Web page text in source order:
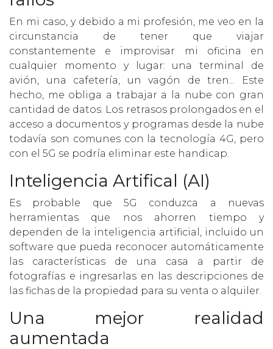
En mi caso, y debido a mi profesión, me veo en la
circunstancia de tener que viajar
constantemente e improvisar mi oficina en
cualquier momento y lugar: una terminal de
avión, una cafetería, un vagón de tren... Este
hecho, me obliga a trabajar a la nube con gran
cantidad de datos. Los retrasos prolongados en el
acceso a documentos y programas desde la nube
todavía son comunes con la tecnología 4G, pero
con el 5G se podría eliminar este handicap.
Inteligencia Artifical (AI)
Es probable que 5G conduzca a nuevas
herramientas que nos ahorren tiempo y
dependen de la inteligencia artificial, incluido un
software que pueda reconocer automáticamente
las características de una casa a partir de
fotografías e ingresarlas en las descripciones de
las fichas de la propiedad para su venta o alquiler.
Una mejor realidad
aumentada